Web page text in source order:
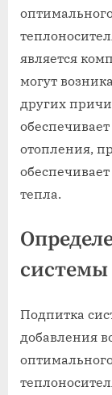
является
могут
других
отопления,
тепла.
Подпитка
добавления